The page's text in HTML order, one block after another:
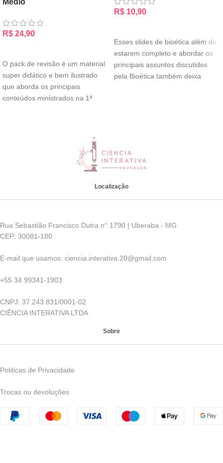
R$ 24,90
O pack de revisão é um material
super didático e bem ilustrado
que aborda os principais
conteúdos ministrados na 1ª
R$ 10,90
Esses slides de bioética além de
estarem completo e abordar os
principais assuntos discutidos
pela Bioética também deixa
Localização
Rua Sebastião Francisco Dutra n° 1790 | Uberaba - MG
CEP: 30081-180
E-mail que usamos: ciencia.interativa.20@gmail.com
+55 34 99341-1903
CNPJ: 37.243.831/0001-02
CIÊNCIA INTERATIVA LTDA
Sobre
Politicas de Privacidade
Trocas ou devoluções